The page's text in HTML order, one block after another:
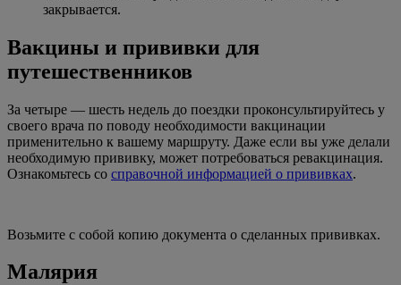
закрывается.
Вакцины и прививки для
путешественников
За четыре — шесть недель до поездки проконсультируйтесь у
своего врача по поводу необходимости вакцинации
применительно к вашему маршруту. Даже если вы уже делали
необходимую прививку, может потребоваться ревакцинация.
Ознакомьтесь со справочной информацией о прививках.
Возьмите с собой копию документа о сделанных прививках.
Малярия